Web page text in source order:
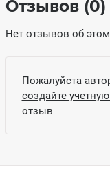
Отзывов (0)
Нет отзывов об
Пожалуйста
создайте
отзыв